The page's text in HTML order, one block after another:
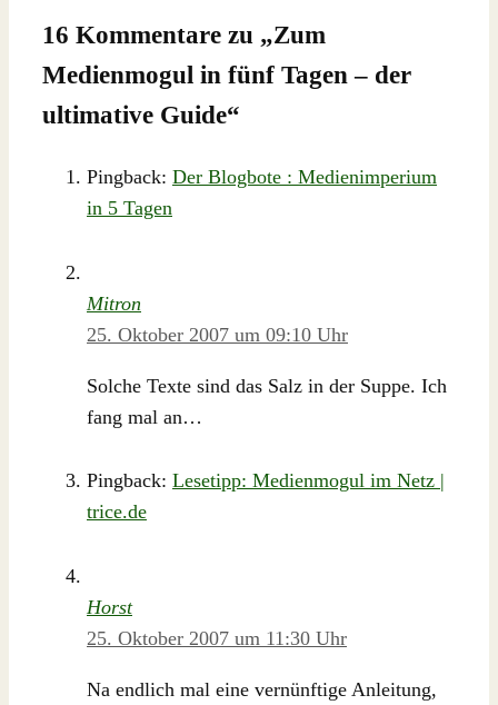
16 Kommentare zu „Zum
Medienmogul in fünf Tagen – der
ultimative Guide“
Pingback: Der Blogbote : Medienimperium
in 5 Tagen
Mitron
25. Oktober 2007 um 09:10 Uhr
Solche Texte sind das Salz in der Suppe. Ich
fang mal an…
Pingback: Lesetipp: Medienmogul im Netz |
trice.de
Horst
25. Oktober 2007 um 11:30 Uhr
Na endlich mal eine vernünftige Anleitung,